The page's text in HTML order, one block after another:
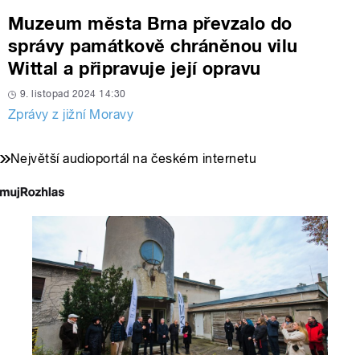
Muzeum města Brna převzalo do
správy památkově chráněnou vilu
Wittal a připravuje její opravu
9. listopad 2024 14:30
Zprávy z jižní Moravy
Největší audioportál na českém internetu